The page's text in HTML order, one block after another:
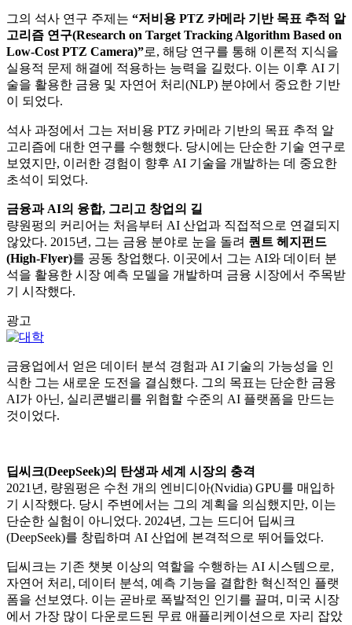
그의 석사 연구 주제는 “저비용 PTZ 카메라 기반 목표 추적 알
고리즘 연구(Research on Target Tracking Algorithm Based on
Low-Cost PTZ Camera)”로, 해당 연구를 통해 이론적 지식을
실용적 문제 해결에 적용하는 능력을 길렀다. 이는 이후 AI 기
술을 활용한 금융 및 자연어 처리(NLP) 분야에서 중요한 기반
이 되었다.
석사 과정에서 그는 저비용 PTZ 카메라 기반의 목표 추적 알
고리즘에 대한 연구를 수행했다. 당시에는 단순한 기술 연구로
보였지만, 이러한 경험이 향후 AI 기술을 개발하는 데 중요한
초석이 되었다.
금융과 AI의 융합, 그리고 창업의 길
량원펑의 커리어는 처음부터 AI 산업과 직접적으로 연결되지
않았다. 2015년, 그는 금융 분야로 눈을 돌려 퀀트 헤지펀드
(High-Flyer)를 공동 창업했다. 이곳에서 그는 AI와 데이터 분
석을 활용한 시장 예측 모델을 개발하며 금융 시장에서 주목받
기 시작했다.
광고
금융업에서 얻은 데이터 분석 경험과 AI 기술의 가능성을 인
식한 그는 새로운 도전을 결심했다. 그의 목표는 단순한 금융
AI가 아닌, 실리콘밸리를 위협할 수준의 AI 플랫폼을 만드는
것이었다.
딥씨크(DeepSeek)의 탄생과 세계 시장의 충격
2021년, 량원펑은 수천 개의 엔비디아(Nvidia) GPU를 매입하
기 시작했다. 당시 주변에서는 그의 계획을 의심했지만, 이는
단순한 실험이 아니었다. 2024년, 그는 드디어 딥씨크
(DeepSeek)를 창립하며 AI 산업에 본격적으로 뛰어들었다.
딥씨크는 기존 챗봇 이상의 역할을 수행하는 AI 시스템으로,
자연어 처리, 데이터 분석, 예측 기능을 결합한 혁신적인 플랫
폼을 선보였다. 이는 곧바로 폭발적인 인기를 끌며, 미국 시장
에서 가장 많이 다운로드된 무료 애플리케이션으로 자리 잡았